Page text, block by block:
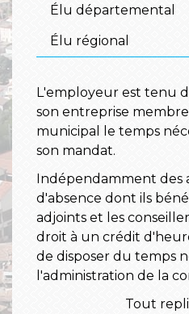
Élu départemental
Élu régional
L'employeur est tenu
son entreprise
municipal le temps
son mandat.
Indépendamment des
d'absence dont ils
adjoints et les
droit à un crédit
de disposer du temps
l'administration de la
Tout